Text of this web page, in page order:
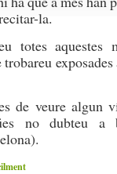
la.
totes aquestes
trobareu
de veure algun
no dubteu